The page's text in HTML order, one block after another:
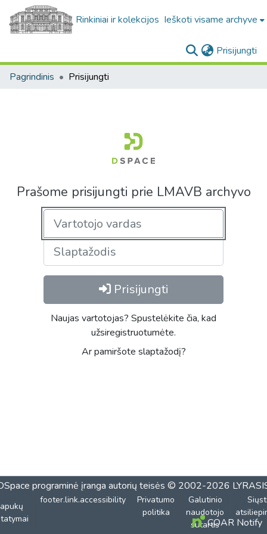
Rinkiniai ir kolekcijos Ieškoti visame archyve
Prisijungti
Pagrindinis Prisijungti
Prašome prisijungti prie LMAVB archyvo
Prisijungti
Naujas vartotojas? Spustelėkite čia, kad
užsiregistruotumėte.
Ar pamiršote slaptažodį?
programinė įranga autorių teisės © 2002-2026
footer.link.accessibility
Privatumo
politika
Galutinio
naudotojo
sutartisCOAR Notify